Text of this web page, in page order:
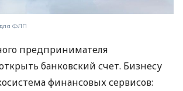
ФЛП
предпринимателя
банковский счет. Бизнесу
финансовых сервисов: